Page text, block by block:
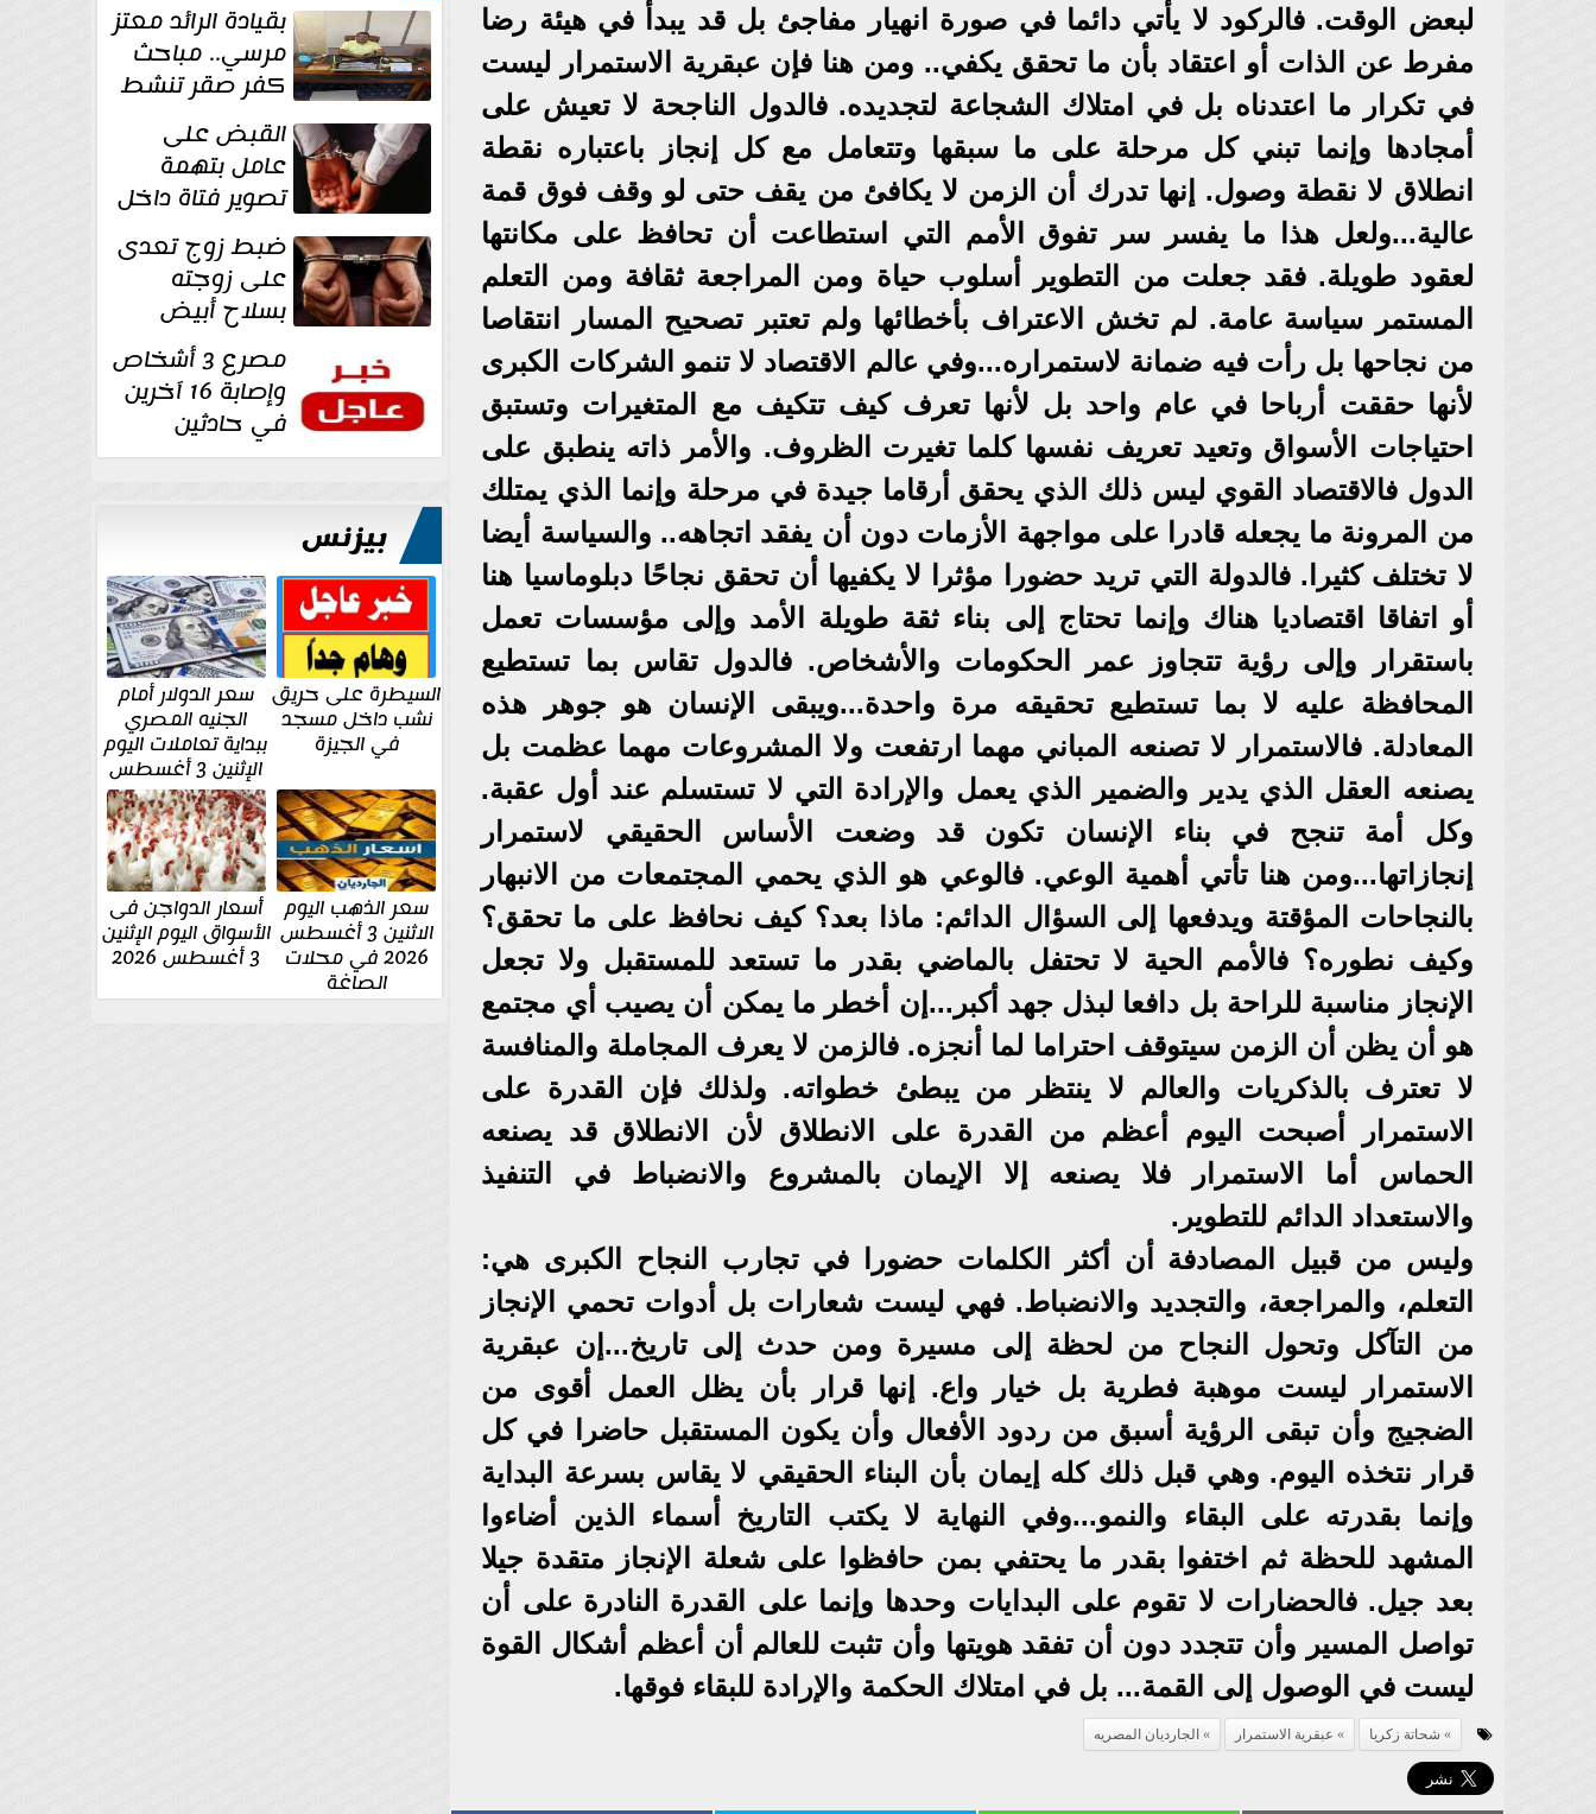
لبعض الوقت. فالركود لا يأتي دائما في صورة انهيار مفاجئ بل قد يبدأ في هيئة رضا
مفرط عن الذات أو اعتقاد بأن ما تحقق يكفي.. ومن هنا فإن عبقرية الاستمرار ليست
في تكرار ما اعتدناه بل في امتلاك الشجاعة لتجديده. فالدول الناجحة لا تعيش على
أمجادها وإنما تبني كل مرحلة على ما سبقها وتتعامل مع كل إنجاز باعتباره نقطة
انطلاق لا نقطة وصول. إنها تدرك أن الزمن لا يكافئ من يقف حتى لو وقف فوق قمة
عالية...ولعل هذا ما يفسر سر تفوق الأمم التي استطاعت أن تحافظ على مكانتها
لعقود طويلة. فقد جعلت من التطوير أسلوب حياة ومن المراجعة ثقافة ومن التعلم
المستمر سياسة عامة. لم تخش الاعتراف بأخطائها ولم تعتبر تصحيح المسار انتقاصا
من نجاحها بل رأت فيه ضمانة لاستمراره...وفي عالم الاقتصاد لا تنمو الشركات الكبرى
لأنها حققت أرباحا في عام واحد بل لأنها تعرف كيف تتكيف مع المتغيرات وتستبق
احتياجات الأسواق وتعيد تعريف نفسها كلما تغيرت الظروف. والأمر ذاته ينطبق على
الدول فالاقتصاد القوي ليس ذلك الذي يحقق أرقاما جيدة في مرحلة وإنما الذي يمتلك
من المرونة ما يجعله قادرا على مواجهة الأزمات دون أن يفقد اتجاهه.. والسياسة أيضا
لا تختلف كثيرا. فالدولة التي تريد حضورا مؤثرا لا يكفيها أن تحقق نجاحًا دبلوماسيا هنا
أو اتفاقا اقتصاديا هناك وإنما تحتاج إلى بناء ثقة طويلة الأمد وإلى مؤسسات تعمل
باستقرار وإلى رؤية تتجاوز عمر الحكومات والأشخاص. فالدول تقاس بما تستطيع
المحافظة عليه لا بما تستطيع تحقيقه مرة واحدة...ويبقى الإنسان هو جوهر هذه
المعادلة. فالاستمرار لا تصنعه المباني مهما ارتفعت ولا المشروعات مهما عظمت بل
يصنعه العقل الذي يدير والضمير الذي يعمل والإرادة التي لا تستسلم عند أول عقبة.
وكل أمة تنجح في بناء الإنسان تكون قد وضعت الأساس الحقيقي لاستمرار
إنجازاتها...ومن هنا تأتي أهمية الوعي. فالوعي هو الذي يحمي المجتمعات من الانبهار
بالنجاحات المؤقتة ويدفعها إلى السؤال الدائم: ماذا بعد؟ كيف نحافظ على ما تحقق؟
وكيف نطوره؟ فالأمم الحية لا تحتفل بالماضي بقدر ما تستعد للمستقبل ولا تجعل
الإنجاز مناسبة للراحة بل دافعا لبذل جهد أكبر...إن أخطر ما يمكن أن يصيب أي مجتمع
هو أن يظن أن الزمن سيتوقف احتراما لما أنجزه. فالزمن لا يعرف المجاملة والمنافسة
لا تعترف بالذكريات والعالم لا ينتظر من يبطئ خطواته. ولذلك فإن القدرة على
الاستمرار أصبحت اليوم أعظم من القدرة على الانطلاق لأن الانطلاق قد يصنعه
الحماس أما الاستمرار فلا يصنعه إلا الإيمان بالمشروع والانضباط في التنفيذ
والاستعداد الدائم للتطوير.
وليس من قبيل المصادفة أن أكثر الكلمات حضورا في تجارب النجاح الكبرى هي:
التعلم، والمراجعة، والتجديد والانضباط. فهي ليست شعارات بل أدوات تحمي الإنجاز
من التآكل وتحول النجاح من لحظة إلى مسيرة ومن حدث إلى تاريخ...إن عبقرية
الاستمرار ليست موهبة فطرية بل خيار واع. إنها قرار بأن يظل العمل أقوى من
الضجيج وأن تبقى الرؤية أسبق من ردود الأفعال وأن يكون المستقبل حاضرا في كل
قرار نتخذه اليوم. وهي قبل ذلك كله إيمان بأن البناء الحقيقي لا يقاس بسرعة البداية
وإنما بقدرته على البقاء والنمو...وفي النهاية لا يكتب التاريخ أسماء الذين أضاءوا
المشهد للحظة ثم اختفوا بقدر ما يحتفي بمن حافظوا على شعلة الإنجاز متقدة جيلا
بعد جيل. فالحضارات لا تقوم على البدايات وحدها وإنما على القدرة النادرة على أن
تواصل المسير وأن تتجدد دون أن تفقد هويتها وأن تثبت للعالم أن أعظم أشكال القوة
ليست في الوصول إلى القمة... بل في امتلاك الحكمة والإرادة للبقاء فوقها.
شحاتة زكريا عبقرية الاستمرار الجارديان المصريه
بقيادة الرائد معتز
مرسي.. مباحث
كفر صقر تنشط
بقوة وتوجه
ضربات أمنية... القبض على
عامل بتهمة
تصوير فتاة داخل
غرفة تغيير
الملابس بمحل في...ضبط زوج تعدى
على زوجته
بسلاح أبيض
وأصابها بجرح
قطعي في الوجه... مصرع 3 أشخاص
وإصابة 16 آخرين
في حادثين
بالشرقية اليوم
بيزنس
السيطرة على حريق
نشب داخل مسجد
في الجيزة
سعر الدولار أمام
الجنيه المصري
ببداية تعاملات اليوم
الإثنين 3 أغسطس
سعر الذهب اليوم
الاثنين 3 أغسطس
2026 في محلات
الصاغة
أسعار الدواجن فى
الأسواق اليوم الإثنين
3 أغسطس 2026